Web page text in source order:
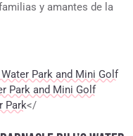
y amantes de la
Park and Mini Golf
Park and Mini Golf
Park</